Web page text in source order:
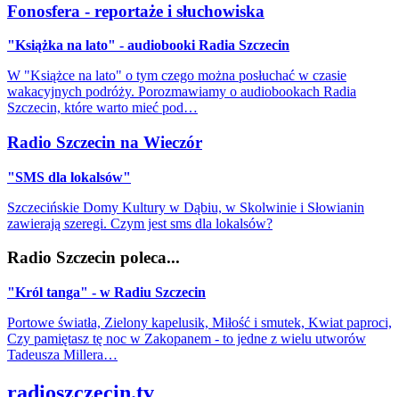
Fonosfera - reportaże i słuchowiska
"Książka na lato" - audiobooki Radia Szczecin
W "Książce na lato" o tym czego można posłuchać w czasie
wakacyjnych podróży. Porozmawiamy o audiobookach Radia
Szczecin, które warto mieć pod…
Radio Szczecin na Wieczór
"SMS dla lokalsów"
Szczecińskie Domy Kultury w Dąbiu, w Skolwinie i Słowianin
zawierają szeregi. Czym jest sms dla lokalsów?
Radio Szczecin poleca...
"Król tanga" - w Radiu Szczecin
Portowe światła, Zielony kapelusik, Miłość i smutek, Kwiat paproci,
Czy pamiętasz tę noc w Zakopanem - to jedne z wielu utworów
Tadeusza Millera…